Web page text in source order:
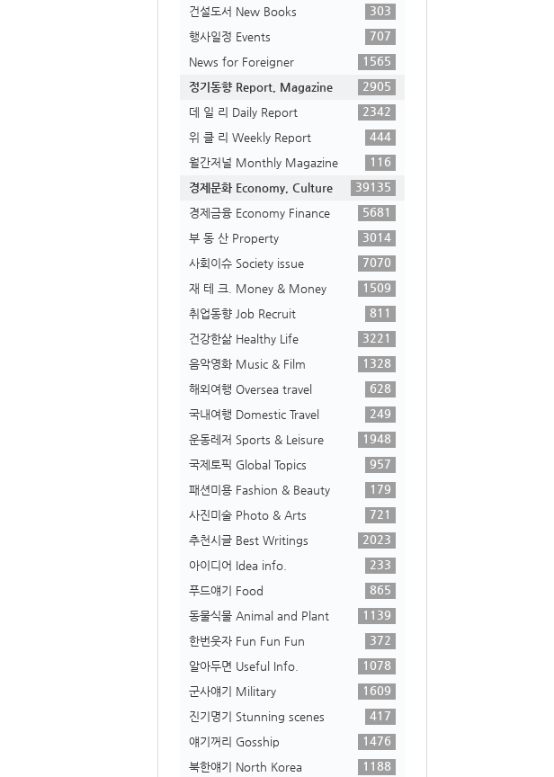
건설도서 New Books
303
행사일정 Events
707
News for Foreigner
1565
정기동향 Report, Magazine
2905
데 일 리 Daily Report
2342
위 클 리 Weekly Report
444
월간저널 Monthly Magazine
116
경제문화 Economy, Culture
39135
경제금융 Economy Finance
5681
부 동 산 Property
3014
사회이슈 Society issue
7070
재 테 크. Money & Money
1509
취업동향 Job Recruit
811
건강한삶 Healthy Life
3221
음악영화 Music & Film
1328
해외여행 Oversea travel
628
국내여행 Domestic Travel
249
운동레저 Sports & Leisure
1948
국제토픽 Global Topics
957
패션미용 Fashion & Beauty
179
사진미술 Photo & Arts
721
추천시글 Best Writings
2023
아이디어 Idea info.
233
푸드얘기 Food
865
동물식물 Animal and Plant
1139
한번웃자 Fun Fun Fun
372
알아두면 Useful Info.
1078
군사얘기 Military
1609
진기명기 Stunning scenes
417
얘기꺼리 Gosship
1476
북한얘기 North Korea
1188